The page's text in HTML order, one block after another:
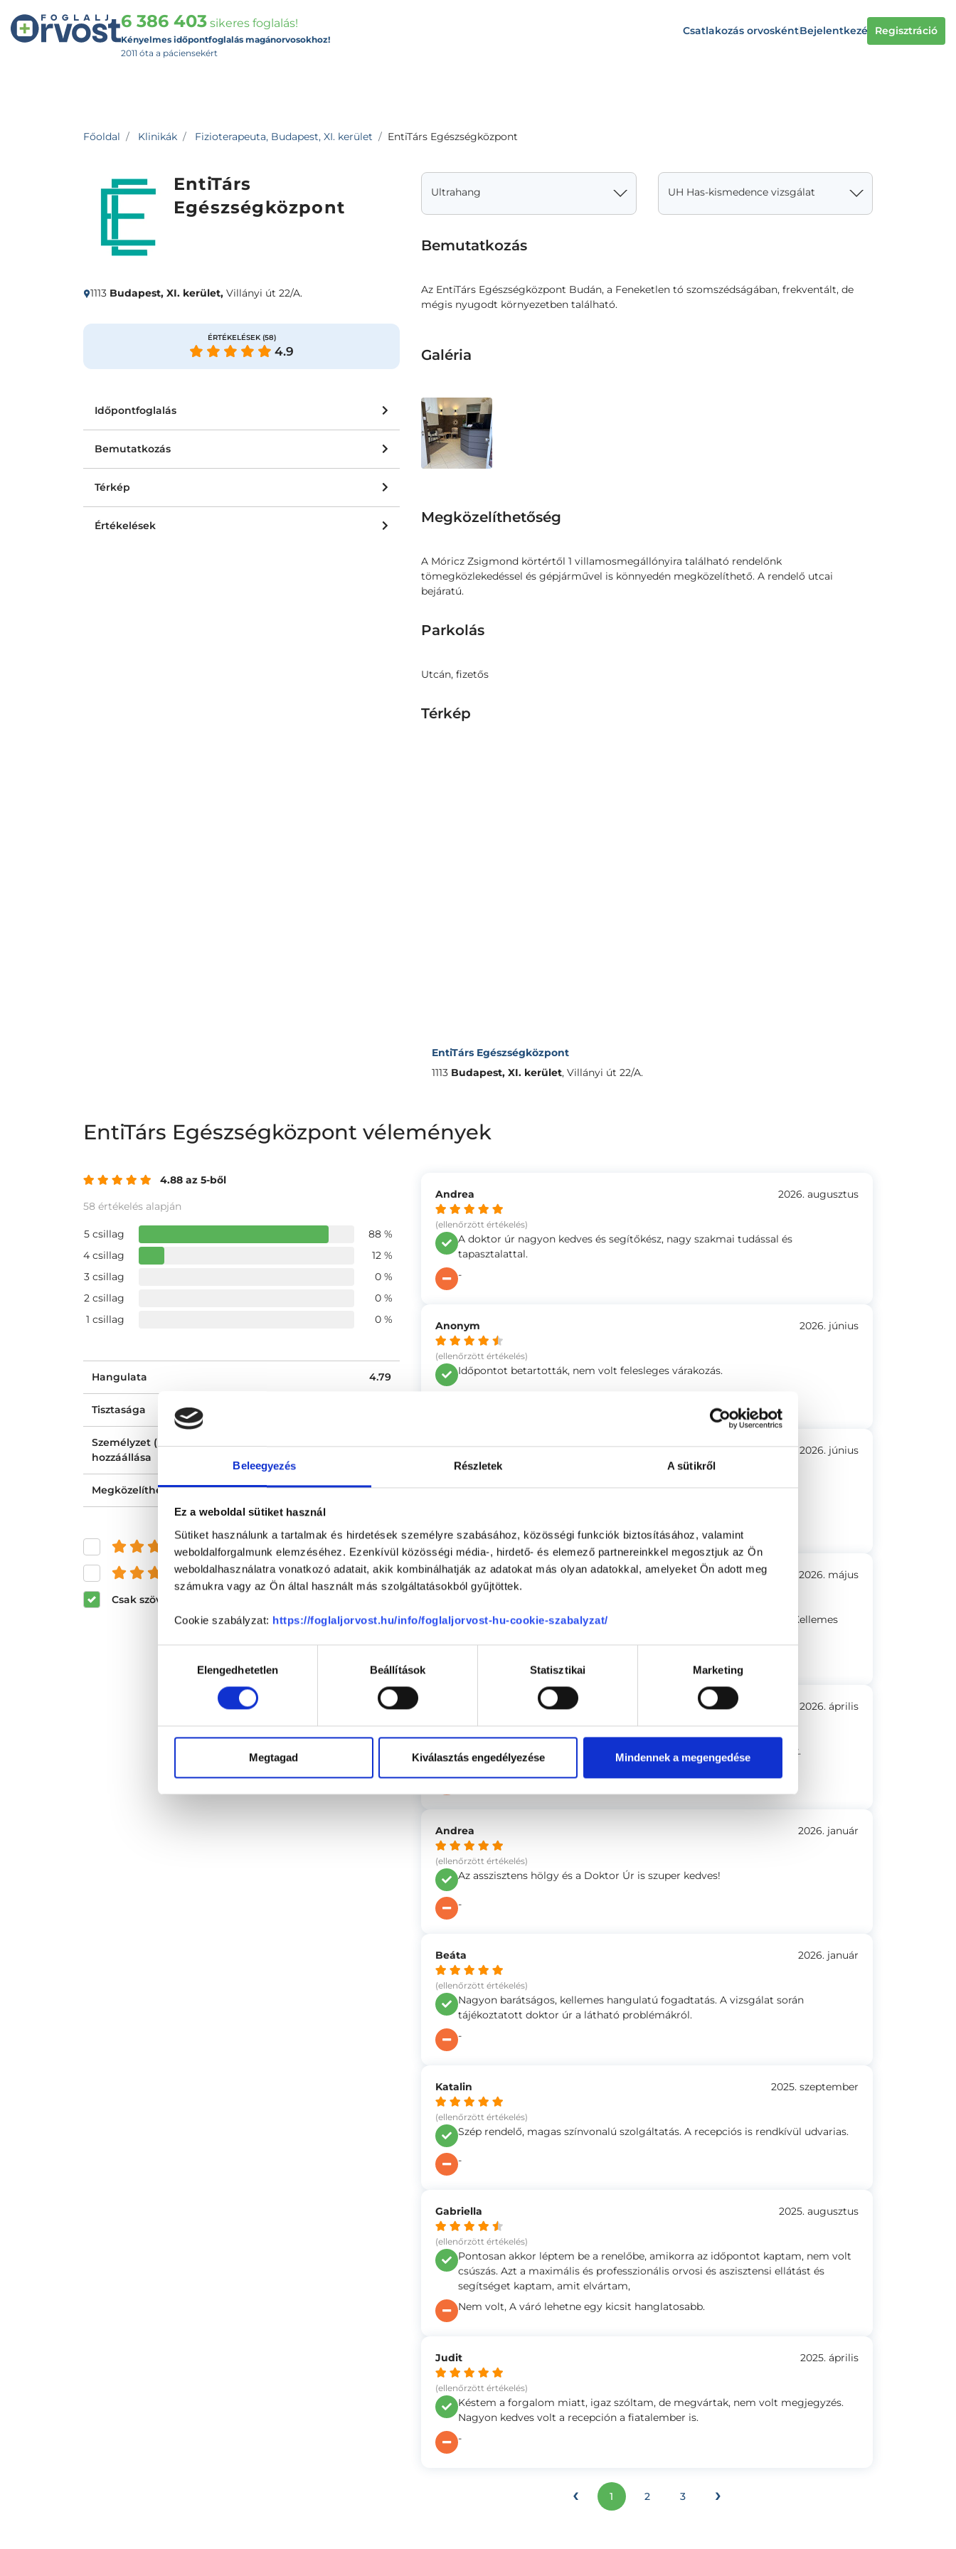
Beleegyezés Részletek A sütikről
Ez a weboldal sütiket használ
Sütiket használunk a tartalmak és hirdetések személyre szabásához, közösségi funkciók biztosításához, valamint
weboldalforgalmunk elemzéséhez. Ezenkívül közösségi média-, hirdető- és elemező partnereinkkel megosztjuk az Ön
weboldalhasználatra vonatkozó adatait, akik kombinálhatják az adatokat más olyan adatokkal, amelyeket Ön adott meg
számukra vagy az Ön által használt más szolgáltatásokból gyűjtöttek.
Cookie szabályzat: https://foglaljorvost.hu/info/foglaljorvost-hu-cookie-szabalyzat/
kiválasztásaElengedhetetlen Beállítások Statisztikai Marketing
Megtagad Kiválasztás engedélyezése Mindennek a megengedése
6 386 403 sikeres foglalás!
Kényelmes időpontfoglalás magánorvosokhoz!
2011 óta a páciensekért
Csatlakozás orvoskéntBejelentkezés Regisztráció
Főoldal Klinikák Fizioterapeuta, Budapest, XI. kerület EntiTárs Egészségközpont
EntiTárs
Egészségközpont
ÉRTÉKELÉSEK (58)
4.9
1113 Budapest, XI. kerület, Villányi út 22/A.
Időpontfoglalás
Bemutatkozás
Térkép
Értékelések
Ultrahang UH Has-kismedence vizsgálat
Bemutatkozás
Az EntiTárs Egészségközpont Budán, a Feneketlen tó szomszédságában, frekventált, de
mégis nyugodt környezetben található.
Galéria
Megközelíthetőség
A Móricz Zsigmond körtértől 1 villamosmegállónyira található rendelőnk
tömegközlekedéssel és gépjárművel is könnyedén megközelíthető. A rendelő utcai
bejáratú.
Parkolás
Utcán, fizetős
Térkép
EntiTárs Egészségközpont
1113 Budapest, XI. kerület, Villányi út 22/A.
EntiTárs Egészségközpont vélemények
4.88 az 5-ből
58 értékelés alapján
5 csillag
88 %
4 csillag
12 %
3 csillag
0 %
2 csillag
0 %
1 csillag
0 %
Hangulata 4.79
Tisztasága
Személyzet (recepció, nővér, asszisztens)
hozzáállása
Megközelíthetősége 4.79
és felette
és felette
Csak szöveges értékelések megjelenítése
Andrea
(ellenőrzött értékelés)
2026. augusztus
A doktor úr nagyon kedves és segítőkész, nagy szakmai tudással és
tapasztalattal.
-
Anonym
(ellenőrzött értékelés)
2026. június
Időpontot betartották, nem volt felesleges várakozás.
Gábor 2026. június
Anonym 2026. május
Tiszta rendelő, kedves segítőkész recepciós. Gyors időpontfoglalás. Kellemes
(ellenőrzött értékelés)
2026. április
A rendszerükbe nem ment at a foglalasom, de megis időben elláttak.
-
Andrea
(ellenőrzött értékelés)
2026. január
Az asszisztens hölgy és a Doktor Úr is szuper kedves!
-
Beáta
(ellenőrzött értékelés)
2026. január
Nagyon barátságos, kellemes hangulatú fogadtatás. A vizsgálat során
tájékoztatott doktor úr a látható problémákról.
-
Katalin
(ellenőrzött értékelés)
2025. szeptember
Szép rendelő, magas színvonalú szolgáltatás. A recepciós is rendkívül udvarias.
-
Gabriella
(ellenőrzött értékelés)
2025. augusztus
Pontosan akkor léptem be a renelőbe, amikorra az időpontot kaptam, nem volt
csúszás. Azt a maximális és professzionális orvosi és aszisztensi ellátást és
segítséget kaptam, amit elvártam,
Nem volt, A váró lehetne egy kicsit hanglatosabb.
Judit
(ellenőrzött értékelés)
2025. április
Késtem a forgalom miatt, igaz szóltam, de megvártak, nem volt megjegyzés.
Nagyon kedves volt a recepción a fiatalember is.
-
‹ 1 2 3 ›